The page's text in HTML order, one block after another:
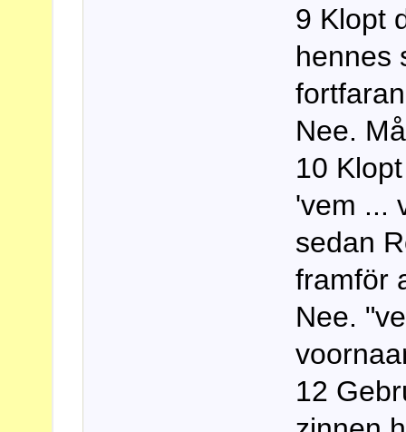
9 Klopt
hennes
Nee.
10
'vem ...
sedan
framför
Nee.
12